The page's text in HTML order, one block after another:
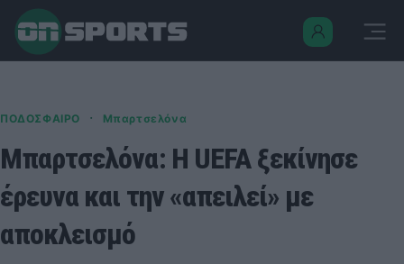
ΠΟΔΟΣΦΑΙΡΟ · Μπαρτσελόνα
Μπαρτσελόνα: Η UEFA ξεκίνησε
έρευνα και την «απειλεί» με
αποκλεισμό